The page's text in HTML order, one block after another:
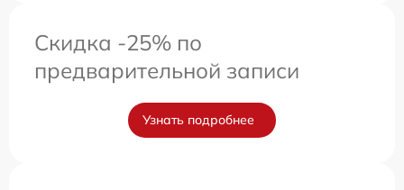
Скидка -25% по
предварительной записи
Узнать подробнее